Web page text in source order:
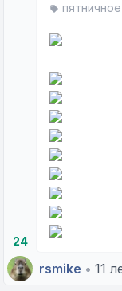
24
пятничное
rsmike • 11